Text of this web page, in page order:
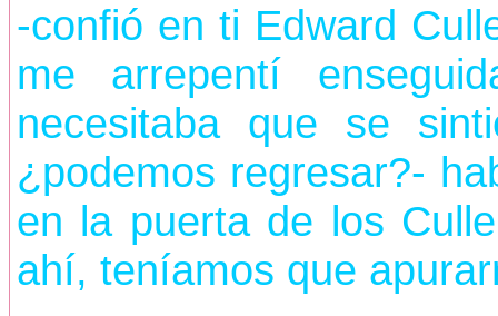
-confió en ti Edward
me arrepentí
necesitaba que se
¿podemos regresar?-
en la puerta de los
ahí, teníamos que